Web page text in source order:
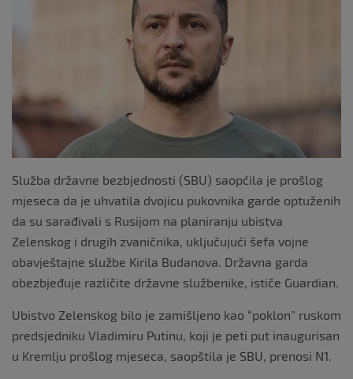
Služba državne bezbjednosti (SBU) saopćila je prošlog
mjeseca da je uhvatila dvojicu pukovnika garde optuženih
da su sarađivali s Rusijom na planiranju ubistva
Zelenskog i drugih zvaničnika, uključujući šefa vojne
obavještajne službe Kirila Budanova. Državna garda
obezbjeđuje različite državne službenike, ističe Guardian.
Ubistvo Zelenskog bilo je zamišljeno kao “poklon” ruskom
predsjedniku Vladimiru Putinu, koji je peti put inaugurisan
u Kremlju prošlog mjeseca, saopštila je SBU, prenosi N1.